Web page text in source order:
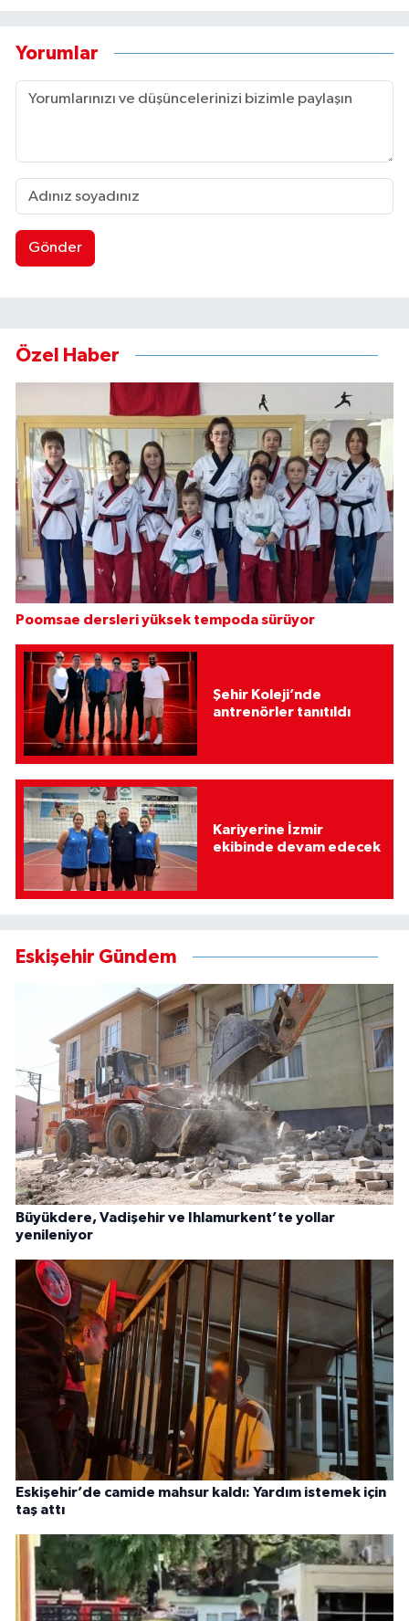
Yorumlar
Gönder
Özel Haber
Poomsae dersleri yüksek tempoda sürüyor
Şehir Koleji’nde
antrenörler tanıtıldı
Kariyerine İzmir
ekibinde devam edecek
Eskişehir Gündem
Büyükdere, Vadişehir ve Ihlamurkent’te yollar
yenileniyor
Eskişehir’de camide mahsur kaldı: Yardım istemek için
taş attı